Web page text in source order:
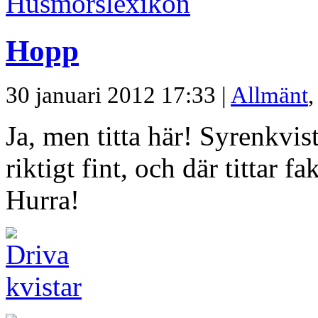
Hopp
30 januari 2012 17:33 | Allmänt
Ja, men titta här!
riktigt fint, och där tittar
Hurra!